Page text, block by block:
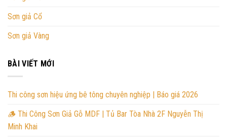
Sơn giả Cổ
Sơn giả Vàng
BÀI VIẾT MỚI
Thi công sơn hiệu ứng bê tông chuyên nghiệp | Báo giá 2026
🪵 Thi Công Sơn Giả Gỗ MDF | Tủ Bar Tòa Nhà 2F Nguyễn Thị
Minh Khai